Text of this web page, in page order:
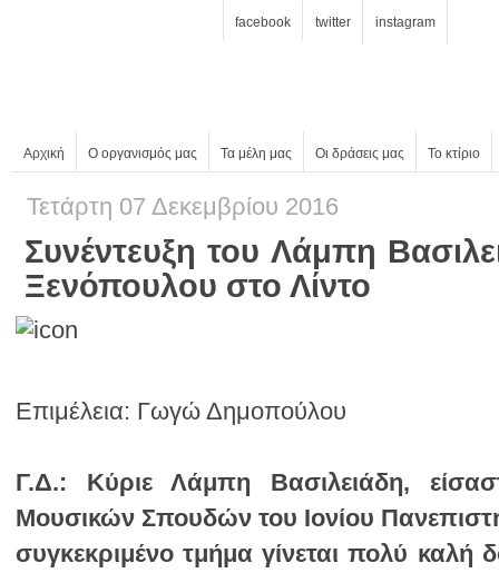
facebook twitter instagram
Αρχική Ο οργανισμός μας Τα μέλη μας Οι δράσεις μας Το κτίριο
Τετάρτη 07 Δεκεμβρίου 2016
Ξενόπουλου στο Λίντο
Επιμέλεια: Γωγώ Δημοπούλου
Γ.Δ.: